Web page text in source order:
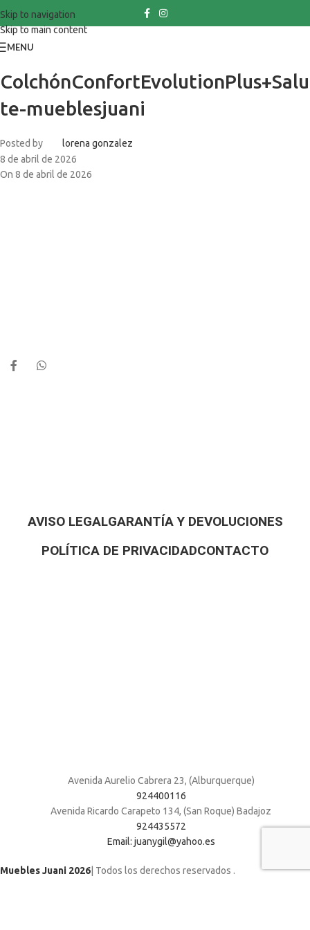
Skip to navigation
Skip to main content
MENU
ColchónConfortEvolutionPlus+Salu
te-mueblesjuani
Posted by
lorena gonzalez
8 de abril de 2026
On 8 de abril de 2026
AVISO LEGALGARANTÍA Y DEVOLUCIONES
POLÍTICA DE PRIVACIDADCONTACTO
Avenida Aurelio Cabrera 23, (Alburquerque)
924400116
Avenida Ricardo Carapeto 134, (San Roque) Badajoz
924435572
Email: juanygil@yahoo.es
Muebles Juani 2026 | Todos los derechos reservados .